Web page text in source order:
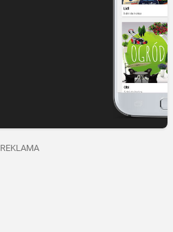
REKLAMA